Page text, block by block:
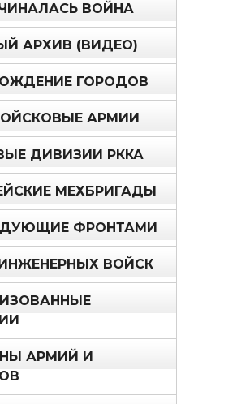
ВОЙНА
АРХИВ (ВИДЕО)
ГОРОДОВ
АРМИИ
ДИВИЗИИ РККА
МЕХБРИГАДЫ
ФРОНТАМИ
ВОЙСК
АРМИЙ И